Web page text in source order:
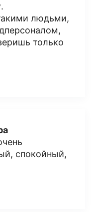
.
людьми,
только
спокойный,